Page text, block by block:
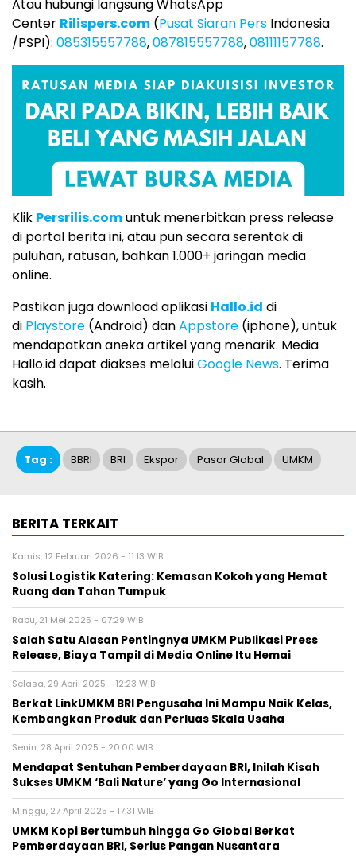
Atau hubungi langsung WhatsApp
Center Rilispers.com (Pusat Siaran Pers Indonesia
/PSPI): 085315557788,087815557788,08111157788.
Klik Persrilis.comuntuk menerbitkan press release
di portal berita ini, atau pun secara serentak di
puluhan, ratusan, bahkan 1.000+ jaringan media
online.
Pastikan juga download aplikasi Hallo.id di
di Playstore (Android) danAppstore (iphone), untuk
mendapatkan aneka artikel yang menarik. Media
Hallo.id dapat diakses melaluiGoogle News. Terima
kasih.
Tag : BBRI BRI Ekspor Pasar Global UMKM
BERITA TERKAIT
Kamis, 12 Februari 2026 - 11:13 WIB
Solusi Logistik Katering: Kemasan Kokoh yang Hemat
Ruang dan Tahan Tumpuk
Rabu, 21 Mei 2025 - 07:29 WIB
Salah Satu Alasan Pentingnya UMKM Publikasi Press
Release, Biaya Tampil di Media Online Itu Hemai
Selasa, 29 April 2025 - 12:23 WIB
Berkat LinkUMKM BRI Pengusaha Ini Mampu Naik Kelas,
Kembangkan Produk dan Perluas Skala Usaha
Senin, 28 April 2025 - 20:00 WIB
Mendapat Sentuhan Pemberdayaan BRI, Inilah Kisah
Sukses UMKM ‘Bali Nature’ yang Go Internasional
Minggu, 27 April 2025 - 17:31 WIB
UMKM Kopi Bertumbuh hingga Go Global Berkat
Pemberdayaan BRI, Serius Pangan Nusantara